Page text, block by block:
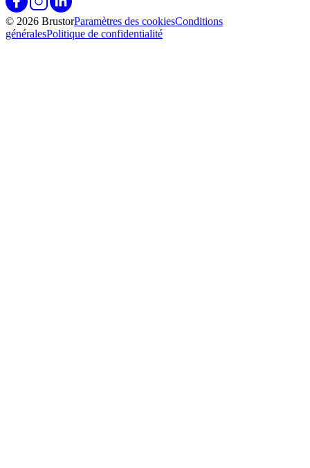
© 2026 BrustorParamètres des cookiesConditions
généralesPolitique de confidentialité